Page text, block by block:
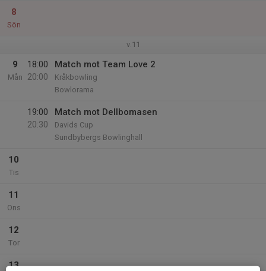
8
Sön
v.11
9
Mån
18:00
20:00
Match mot Team Love 2
Kråkbowling
Bowlorama
19:00
20:30
Match mot Dellbomasen
Davids Cup
Sundbybergs Bowlinghall
10
Tis
11
Ons
12
Tor
13